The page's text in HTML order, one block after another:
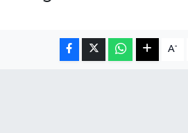
A-